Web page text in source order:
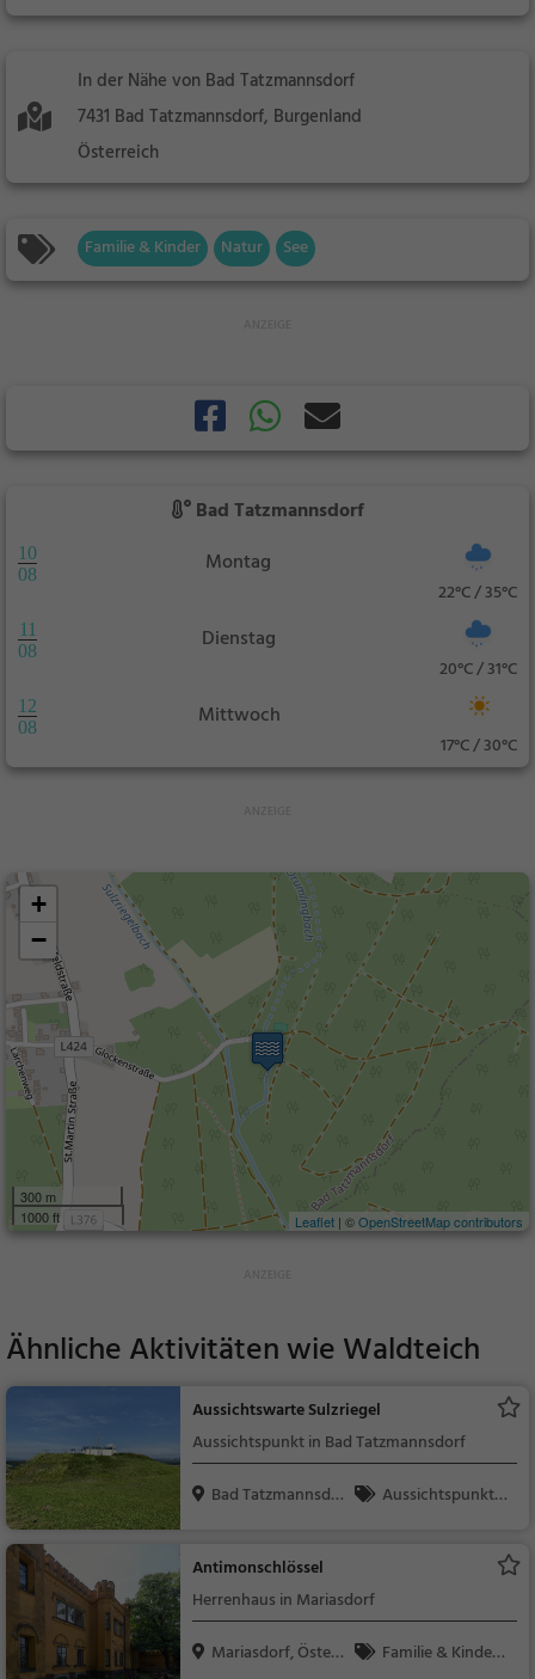
In der Nähe von Bad Tatzmannsdorf
7431 Bad Tatzmannsdorf, Burgenland
Österreich
Familie & Kinder Natur See
Bad Tatzmannsdorf
10
08
Montag
22°C / 35°C
11
08
Dienstag
20°C / 31°C
12
08
Mittwoch
17°C / 30°C
+
−
300 m
1000 ft
Leaflet | ©OpenStreetMap contributors
Ähnliche Aktivitäten wieWaldteich
Aussichtswarte Sulzriegel
Aussichtspunkt in Bad Tatzmannsdorf
Bad Tatzmannsdor
Aussichtspunkt, F
Antimonschlössel
Herrenhaus in Mariasdorf
Mariasdorf, Österr
Familie & Kinder,